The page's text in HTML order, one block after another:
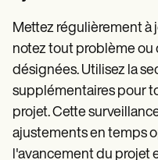
Mettez régulièrement à
notez tout problème ou
désignées. Utilisez la
supplémentaires pour
projet. Cette
ajustements en temps
l'avancement du projet